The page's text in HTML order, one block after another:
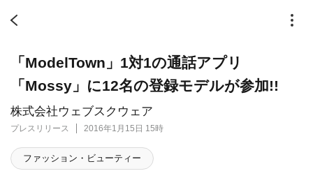
株式会社ウェブスクウェア
プレスリリース 2016年1月15日 15時
「ModelTown」1対1の通話アプリ
「Mossy」に12名の登録モデルが参加!!
ファッション・ビューティー